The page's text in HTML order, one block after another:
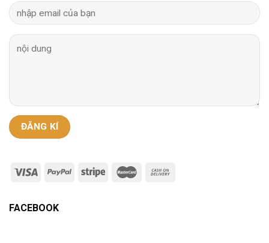
FACEBOOK